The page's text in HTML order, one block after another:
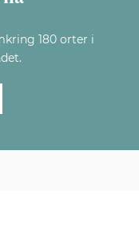
180 orter i